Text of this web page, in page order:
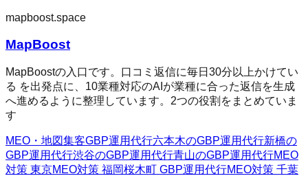
mapboost.space
MapBoost
MapBoostの入口です。口コミ返信に毎日30分以上かけてい
る を出発点に、10業種対応のAIが業種に合った返信を生成
へ進めるように整理しています。2つの役割をまとめていま
す
MEO・地図集客GBP運用代行六本木のGBP運用代行新橋の
GBP運用代行渋谷のGBP運用代行青山のGBP運用代行MEO
対策 東京MEO対策 福岡桜木町 GBP運用代行MEO対策 千葉